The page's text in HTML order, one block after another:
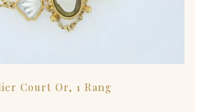
Court Or, 1 Rang